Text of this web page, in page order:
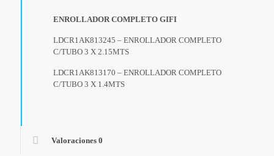
ENROLLADOR COMPLETO GIFI
LDCR1AK813245 – ENROLLADOR COMPLETO
C/TUBO 3 X 2.15MTS
LDCR1AK813170 – ENROLLADOR COMPLETO
C/TUBO 3 X 1.4MTS
Valoraciones 0